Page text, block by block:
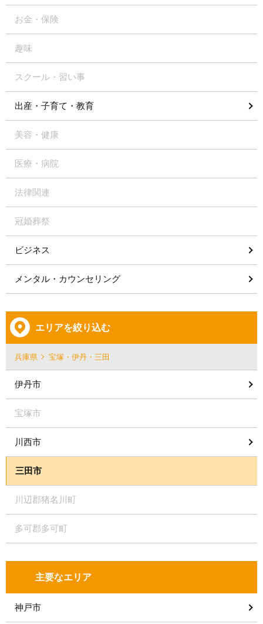
お金・保険
趣味
スクール・習い事
出産・子育て・教育
美容・健康
医療・病院
法律関連
冠婚葬祭
ビジネス
メンタル・カウンセリング
エリアを絞り込む
兵庫県 宝塚・伊丹・三田
伊丹市
宝塚市
川西市
三田市
川辺郡猪名川町
多可郡多可町
主要なエリア
神戸市